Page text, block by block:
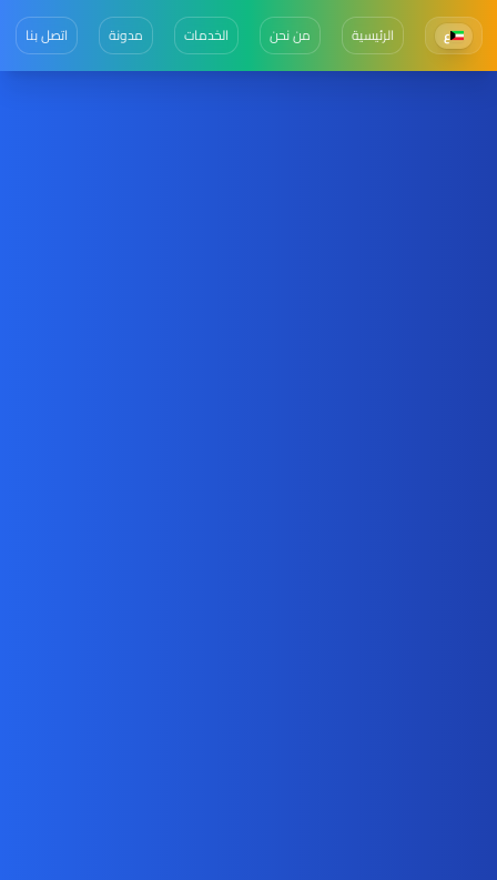
ع الرئيسية من نحن الخدمات مدونة اتصل بنا